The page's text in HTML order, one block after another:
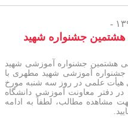
جشنواره شهید
هشتمین جشنواره آموزشی شهید
آموزشی شهید مطهری با
علمی در روز سه شنبه مورخ
سال 1393 در دفتر معاونت آموزشی دانشگاه
مشاهده مطالب، لطفاً به ادامه